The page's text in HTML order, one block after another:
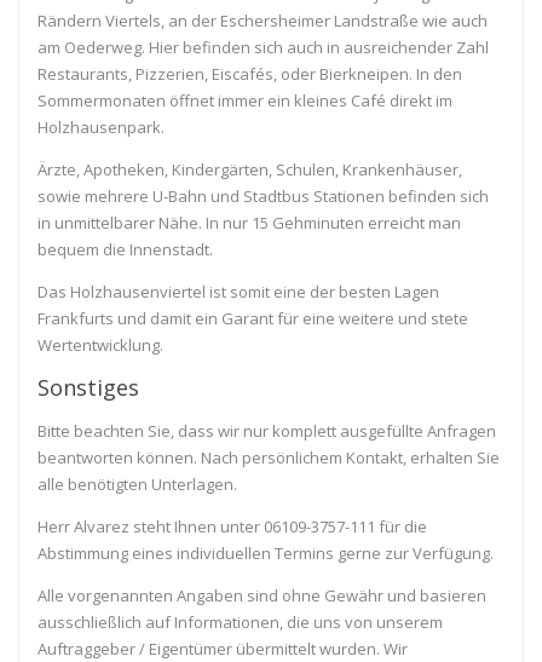
Rändern Viertels, an der Eschersheimer Landstraße wie auch
am Oederweg. Hier befinden sich auch in ausreichender Zahl
Restaurants, Pizzerien, Eiscafés, oder Bierkneipen. In den
Sommermonaten öffnet immer ein kleines Café direkt im
Holzhausenpark.
Ärzte, Apotheken, Kindergärten, Schulen, Krankenhäuser,
sowie mehrere U-Bahn und Stadtbus Stationen befinden sich
in unmittelbarer Nähe. In nur 15 Gehminuten erreicht man
bequem die Innenstadt.
Das Holzhausenviertel ist somit eine der besten Lagen
Frankfurts und damit ein Garant für eine weitere und stete
Wertentwicklung.
Sonstiges
Bitte beachten Sie, dass wir nur komplett ausgefüllte Anfragen
beantworten können. Nach persönlichem Kontakt, erhalten Sie
alle benötigten Unterlagen.
Herr Alvarez steht Ihnen unter 06109-3757-111 für die
Abstimmung eines individuellen Termins gerne zur Verfügung.
Alle vorgenannten Angaben sind ohne Gewähr und basieren
ausschließlich auf Informationen, die uns von unserem
Auftraggeber / Eigentümer übermittelt wurden. Wir